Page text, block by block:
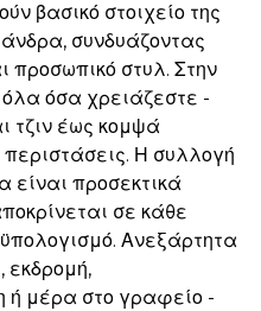
βασικό στοιχείο της
συνδυάζοντας
προσωπικό στυλ. Στην
όλα όσα χρειάζεστε -
τζιν έως κομψά
Η συλλογή
προσεκτικά
σε κάθε
Ανεξάρτητα
εκδρομή,
ή μέρα στο γραφείο -